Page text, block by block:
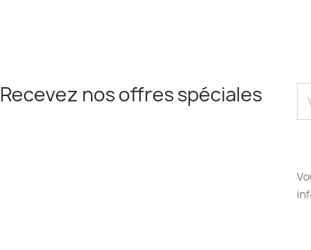
Recevez nos offres spéciales